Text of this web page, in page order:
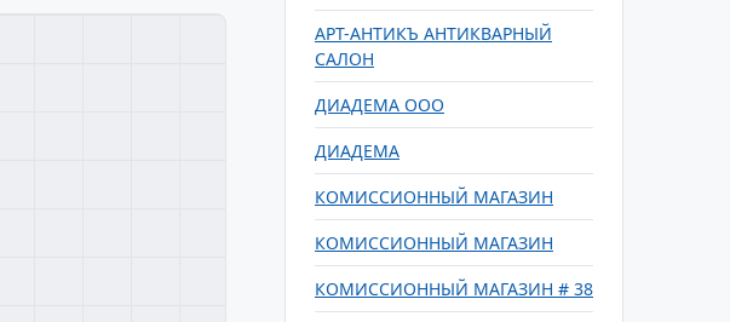
АРТ-АНТИКЪ АНТИКВАРНЫЙ
САЛОН
ДИАДЕМА ООО
ДИАДЕМА
КОМИССИОННЫЙ МАГАЗИН
КОМИССИОННЫЙ МАГАЗИН
КОМИССИОННЫЙ МАГАЗИН # 38